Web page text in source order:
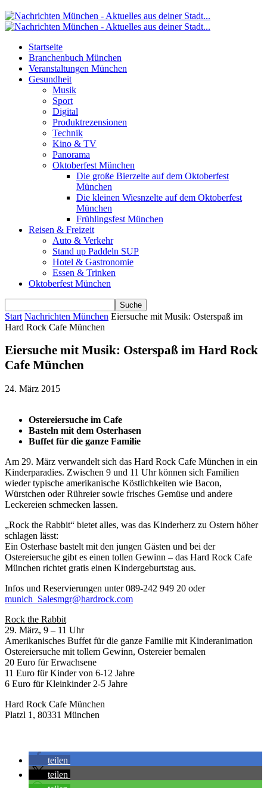
Startseite
Branchenbuch München
Veranstaltungen München
Gesundheit
Musik
Sport
Digital
Produktrezensionen
Technik
Kino & TV
Panorama
Oktoberfest München
Die große Bierzelte auf dem Oktoberfest
München
Die kleinen Wiesnzelte auf dem Oktoberfest
München
Frühlingsfest München
Reisen & Freizeit
Auto & Verkehr
Stand up Paddeln SUP
Hotel & Gastronomie
Essen & Trinken
Oktoberfest München
Start Nachrichten München Eiersuche mit Musik: Osterspaß im
Hard Rock Cafe München
Eiersuche mit Musik: Osterspaß im Hard Rock
Cafe München
24. März 2015
Ostereiersuche im Cafe
Basteln mit dem Osterhasen
Buffet für die ganze Familie
Am 29. März verwandelt sich das Hard Rock Cafe München in ein
Kinderparadies. Zwischen 9 und 11 Uhr können sich Familien
wieder typische amerikanische Köstlichkeiten wie Bacon,
Würstchen oder Rühreier sowie frisches Gemüse und andere
Leckereien schmecken lassen.
„Rock the Rabbit“ bietet alles, was das Kinderherz zu Ostern höher
schlagen lässt:
Ein Osterhase bastelt mit den jungen Gästen und bei der
Ostereiersuche gibt es einen tollen Gewinn – das Hard Rock Cafe
München richtet gratis einen Kindergeburtstag aus.
Infos und Reservierungen unter 089-242 949 20 oder
munich_Salesmgr@hardrock.com
Rock the Rabbit
29. März, 9 – 11 Uhr
Amerikanisches Buffet für die ganze Familie mit Kinderanimation
Ostereiersuche mit tollem Gewinn, Ostereier bemalen
20 Euro für Erwachsene
11 Euro für Kinder von 6-12 Jahre
6 Euro für Kleinkinder 2-5 Jahre
Hard Rock Cafe München
Platzl 1, 80331 München
teilen
teilen